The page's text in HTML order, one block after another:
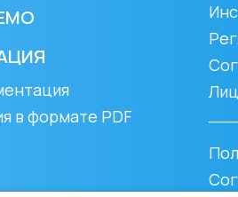
в формате PDF